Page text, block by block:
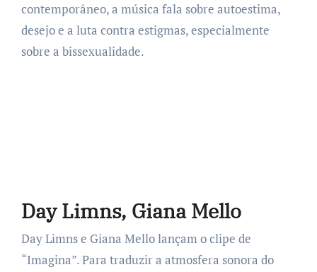
contemporâneo, a música fala sobre autoestima,
desejo e a luta contra estigmas, especialmente
sobre a bissexualidade.
Day Limns, Giana Mello
Day Limns e Giana Mello lançam o clipe de
“Imagina”. Para traduzir a atmosfera sonora do